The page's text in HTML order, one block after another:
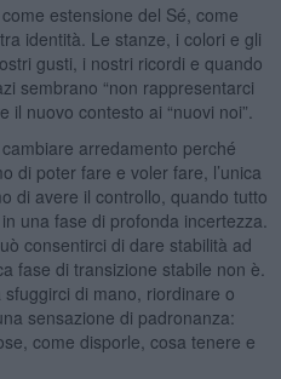
estensione del Sé, come
identità. Le stanze, i colori e gli
gusti, i nostri ricordi e quando
sembrano “non rappresentarci
il nuovo contesto ai “nuovi noi”.
arredamento perché
di poter fare e voler fare, l’unica
di avere il controllo, quando tutto
una fase di profonda incertezza.
consentirci di dare stabilità ad
fase di transizione stabile non è.
di mano, riordinare o
sensazione di padronanza:
come disporle, cosa tenere e